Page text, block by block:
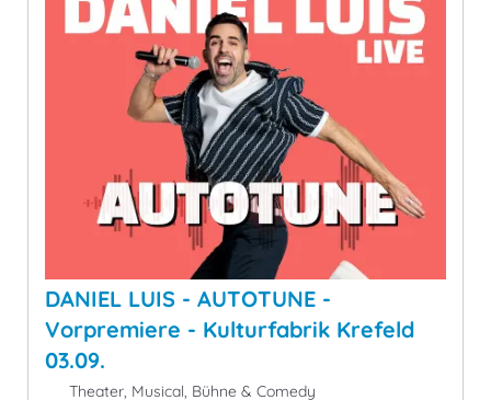
DANIEL LUIS - AUTOTUNE -
Vorpremiere - Kulturfabrik Krefeld
03.09.
Theater, Musical, Bühne & Comedy